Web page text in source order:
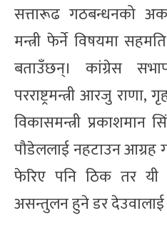
सत्तारूढ गठबन्धनको
मन्त्री फेर्ने विषयमा
बताउँछन्। कांग्रेस
परराष्ट्रमन्त्री आरजु
विकासमन्त्री प्रकाशमान
पौडेललाई नहटाउन आग्रह
फेरिए पनि ठिक तर यी
असन्तुलन हुने डर